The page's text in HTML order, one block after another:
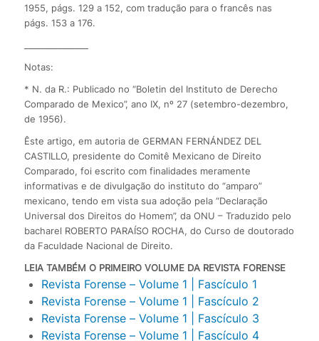
1955, págs. 129 a 152, com tradução para o francês nas
págs. 153 a 176.
Notas:
* N. da R.: Publicado no “Boletin del Instituto de Derecho
Comparado de Mexico”, ano IX, nº 27 (setembro-dezembro,
de 1956).
Êste artigo, em autoria de GERMAN FERNÁNDEZ DEL
CASTILLO, presidente do Comitê Mexicano de Direito
Comparado, foi escrito com finalidades meramente
informativas e de divulgação do instituto do “amparo”
mexicano, tendo em vista sua adoção pela “Declaração
Universal dos Direitos do Homem”, da ONU – Traduzido pelo
bacharel ROBERTO PARAÍSO ROCHA, do Curso de doutorado
da Faculdade Nacional de Direito.
LEIA TAMBÉM O PRIMEIRO VOLUME DA REVISTA FORENSE
Revista Forense – Volume 1 | Fascículo 1
Revista Forense – Volume 1 | Fascículo 2
Revista Forense – Volume 1 | Fascículo 3
Revista Forense – Volume 1 | Fascículo 4